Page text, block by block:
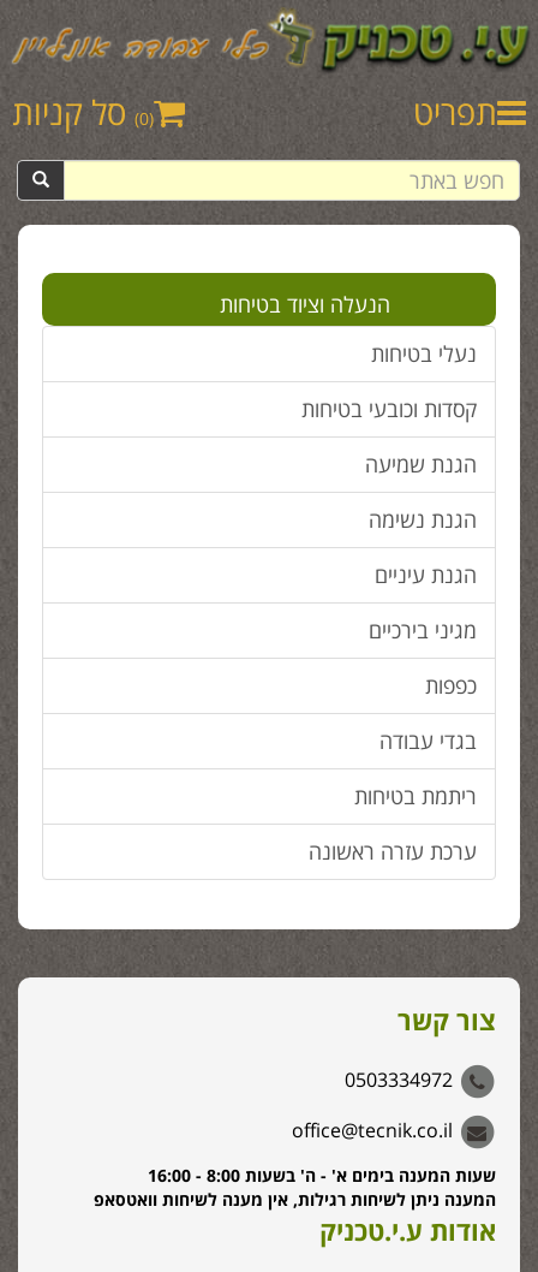
תפריט (0) סל קניות
הנעלה וציוד בטיחות
נעלי בטיחות
קסדות וכובעי בטיחות
הגנת שמיעה
הגנת נשימה
הגנת עיניים
מגיני בירכיים
כפפות
בגדי עבודה
ריתמת בטיחות
ערכת עזרה ראשונה
צור קשר
0503334972
office@tecnik.co.il
שעות המענה בימים א' - ה' בשעות 8:00 - 16:00
המענה ניתן לשיחות רגילות, אין מענה לשיחות וואטסאפ
אודות ע.י.טכניק